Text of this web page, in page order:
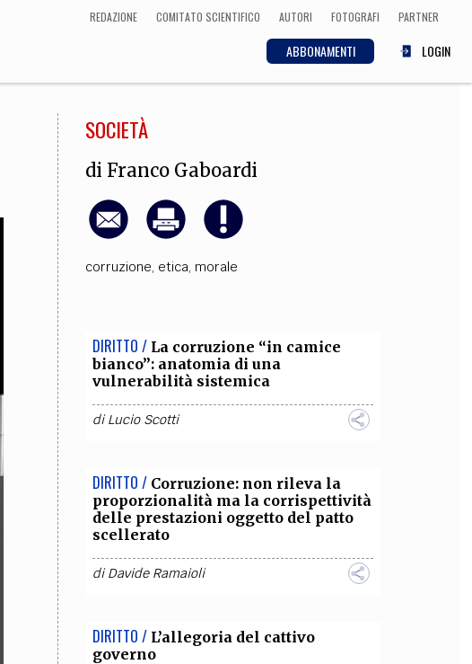
REDAZIONE COMITATO SCIENTIFICO AUTORI FOTOGRAFI PARTNER
ABBONAMENTI LOGIN
ECONOMIA
Arte, Cinema, Musica,
SOCIETÀ
di Franco Gaboardi
corruzione, etica, morale
DIRITTO / La corruzione “in camice
bianco”: anatomia di una
vulnerabilità sistemica
diLucio Scotti
DIRITTO / Corruzione: non rileva la
proporzionalità ma la corrispettività
delle prestazioni oggetto del patto
scellerato
diDavide Ramaioli
DIRITTO / L’allegoria del cattivo
governo